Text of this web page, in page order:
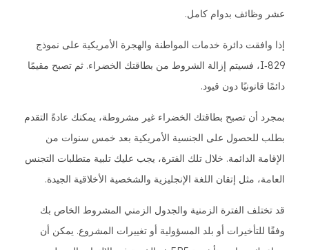
عشر وظائف بدوام كامل.
إذا وافقت دائرة خدمات المواطنة والهجرة الأمريكية على نموذج
I‑829، فسيتم إزالة الشروط من بطاقتك الخضراء. ثم تصبح مقيمًا
دائمًا قانونيًا دون قيود.
بمجرد أن تصبح بطاقتك الخضراء غير مشروطة، يمكنك عادةً التقدم
بطلب للحصول على الجنسية الأمريكية بعد خمس سنوات من
الإقامة الدائمة. خلال تلك الفترة، يجب عليك تلبية متطلبات التجنس
العامة، مثل إتقان اللغة الإنجليزية والشخصية الأخلاقية الجيدة.
قد تختلف الفترة الزمنية والجدول الزمني المشروط الخاص بك
وفقًا للتأخيرات أو بلد المسؤولية أو تغييرات المشروع. يمكن أن